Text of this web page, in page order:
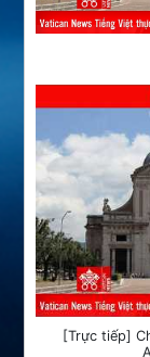
[Trực tiếp]